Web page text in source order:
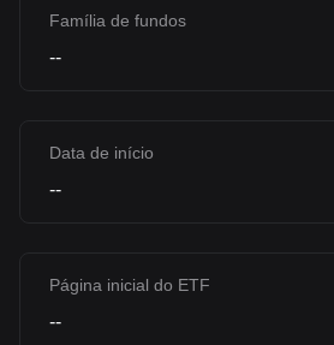
Família de fundos
--
Data de início
--
Página inicial do ETF
--